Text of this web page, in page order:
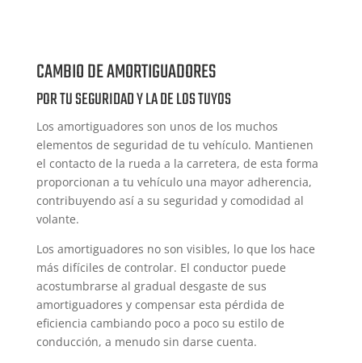
CAMBIO DE AMORTIGUADORES
POR TU SEGURIDAD Y LA DE LOS TUYOS
Los amortiguadores son unos de los muchos
elementos de seguridad de tu vehículo. Mantienen
el contacto de la rueda a la carretera, de esta forma
proporcionan a tu vehículo una mayor adherencia,
contribuyendo así a su seguridad y comodidad al
volante.
Los amortiguadores no son visibles, lo que los hace
más difíciles de controlar. El conductor puede
acostumbrarse al gradual desgaste de sus
amortiguadores y compensar esta pérdida de
eficiencia cambiando poco a poco su estilo de
conducción, a menudo sin darse cuenta.